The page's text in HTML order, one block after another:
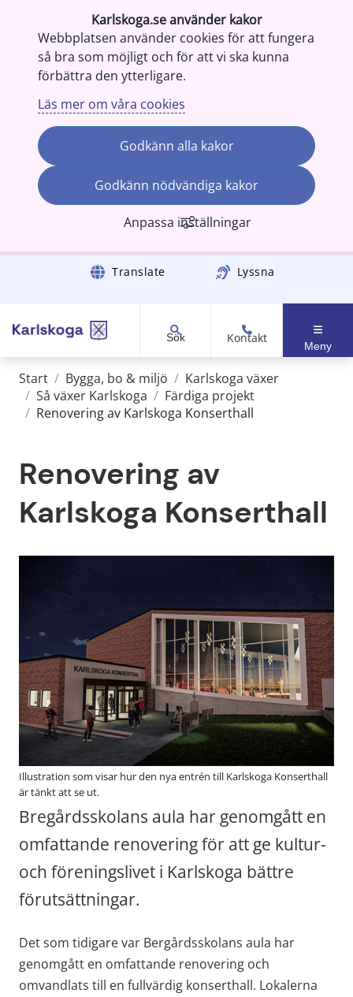
Karlskoga.se använder kakor
Webbplatsen använder cookies för att fungera
så bra som möjligt och för att vi ska kunna
förbättra den ytterligare.
Läs mer om våra cookies
Godkänn alla kakor
Godkänn nödvändiga kakor
Anpassa inställningar
Gå till innehåll Translate Lyssna
Sök Kontakt
Meny
Start / Bygga, bo & miljö / Karlskoga växer
/ Så växer Karlskoga / Färdiga projekt
/ Renovering av Karlskoga Konserthall
Renovering av
Karlskoga Konserthall
Illustration som visar hur den nya entrén till Karlskoga Konserthall
är tänkt att se ut.
Bregårdsskolans aula har genomgått en
omfattande renovering för att ge kultur-
och föreningslivet i Karlskoga bättre
förutsättningar.
Det som tidigare var Bergårdsskolans aula har
genomgått en omfattande renovering och
omvandlats till en fullvärdig konserthall. Lokalerna